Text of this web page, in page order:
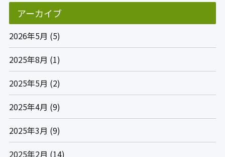
アーカイブ
2026年5月 (5)
2025年8月 (1)
2025年5月 (2)
2025年4月 (9)
2025年3月 (9)
2025年2月 (14)